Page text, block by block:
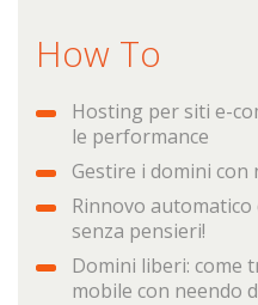
How To
Hosting per siti e-
le performance
Gestire i domini con
Rinnovo automatico
senza pensieri!
Domini liberi: come
mobile con neendo